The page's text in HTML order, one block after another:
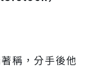
稱，分手後他